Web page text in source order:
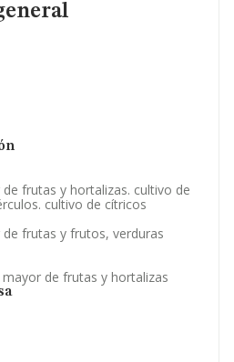
frutas y hortalizas. cultivo de
cultivo de cítricos
frutas y frutos, verduras
de frutas y hortalizas